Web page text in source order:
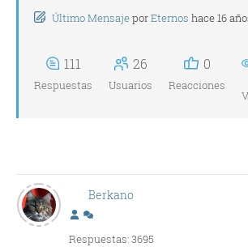
Último MensajeporEternos hace 16
111
Respuestas
26
Usuarios
0
Reacciones
Berkano
Respuestas: 3695